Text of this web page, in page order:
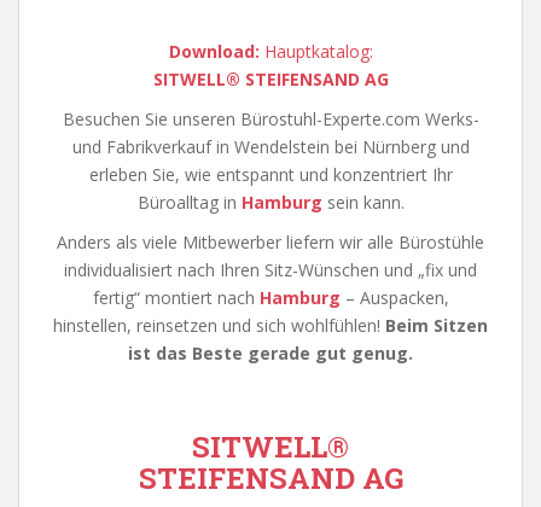
Download: Hauptkatalog:
SITWELL® STEIFENSAND AG
Besuchen Sie unseren Bürostuhl-Experte.com Werks-
und Fabrikverkauf in Wendelstein bei Nürnberg und
erleben Sie, wie entspannt und konzentriert Ihr
Büroalltag in Hamburg sein kann.
Anders als viele Mitbewerber liefern wir alle Bürostühle
individualisiert nach Ihren Sitz-Wünschen und „fix und
fertig“ montiert nach Hamburg – Auspacken,
hinstellen, reinsetzen und sich wohlfühlen! Beim Sitzen
ist das Beste gerade gut genug.
SITWELL®
STEIFENSAND AG